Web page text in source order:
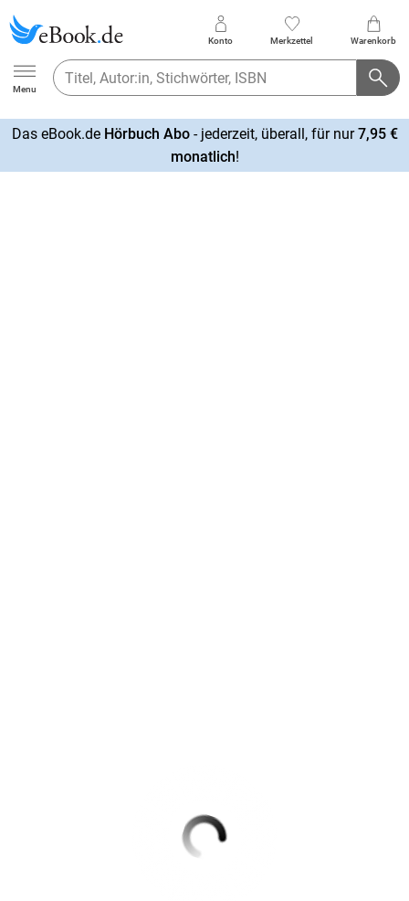
Ebook.de
Menu
Konto Merkzettel Warenkorb
Das eBook.de Hörbuch Abo- jederzeit, überall, für nur7,95 €
monatlich!